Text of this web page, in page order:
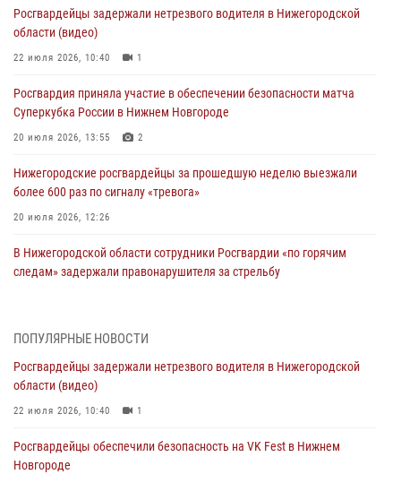
Росгвардейцы задержали нетрезвого водителя в Нижегородской
области (видео)
22 июля 2026, 10:40 1
Росгвардия приняла участие в обеспечении безопасности матча
Суперкубка России в Нижнем Новгороде
20 июля 2026, 13:55 2
Нижегородские росгвардейцы за прошедшую неделю выезжали
более 600 раз по сигналу «тревога»
20 июля 2026, 12:26
В Нижегородской области сотрудники Росгвардии «по горячим
следам» задержали правонарушителя за стрельбу
В Нижегородской области продолжаются мероприятия в рамках
16 июля 2026, 05:00
Росгвардейцы обеспечили безопасность на VK Fest в Нижнем
13 июля 2026, 17:13
ПОПУЛЯРНЫЕ НОВОСТИ
Росгвардейцы задержали нетрезвого водителя в Нижегородской
области (видео)
22 июля 2026, 10:40 1
Росгвардейцы обеспечили безопасность на VK Fest в Нижнем
Новгороде